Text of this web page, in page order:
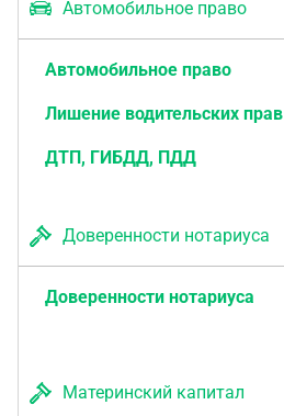
Автомобильное право
Автомобильное право
Лишение водительских прав
ДТП, ГИБДД, ПДД
Доверенности нотариуса
Доверенности нотариуса
Материнский капитал